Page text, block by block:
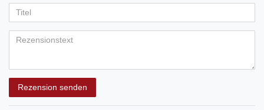
Rezension senden